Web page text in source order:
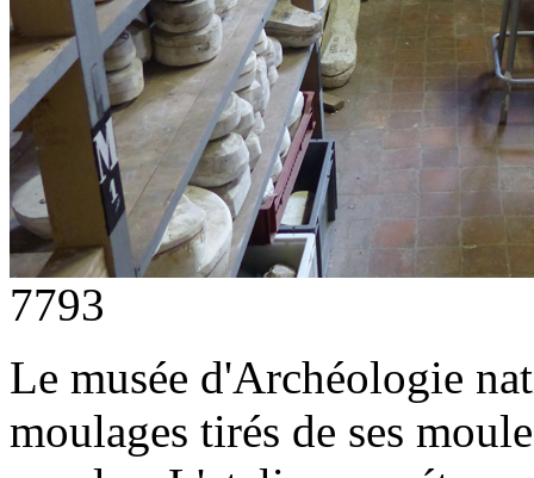
7793
Le musée d'Archéologie
moulages tirés de ses